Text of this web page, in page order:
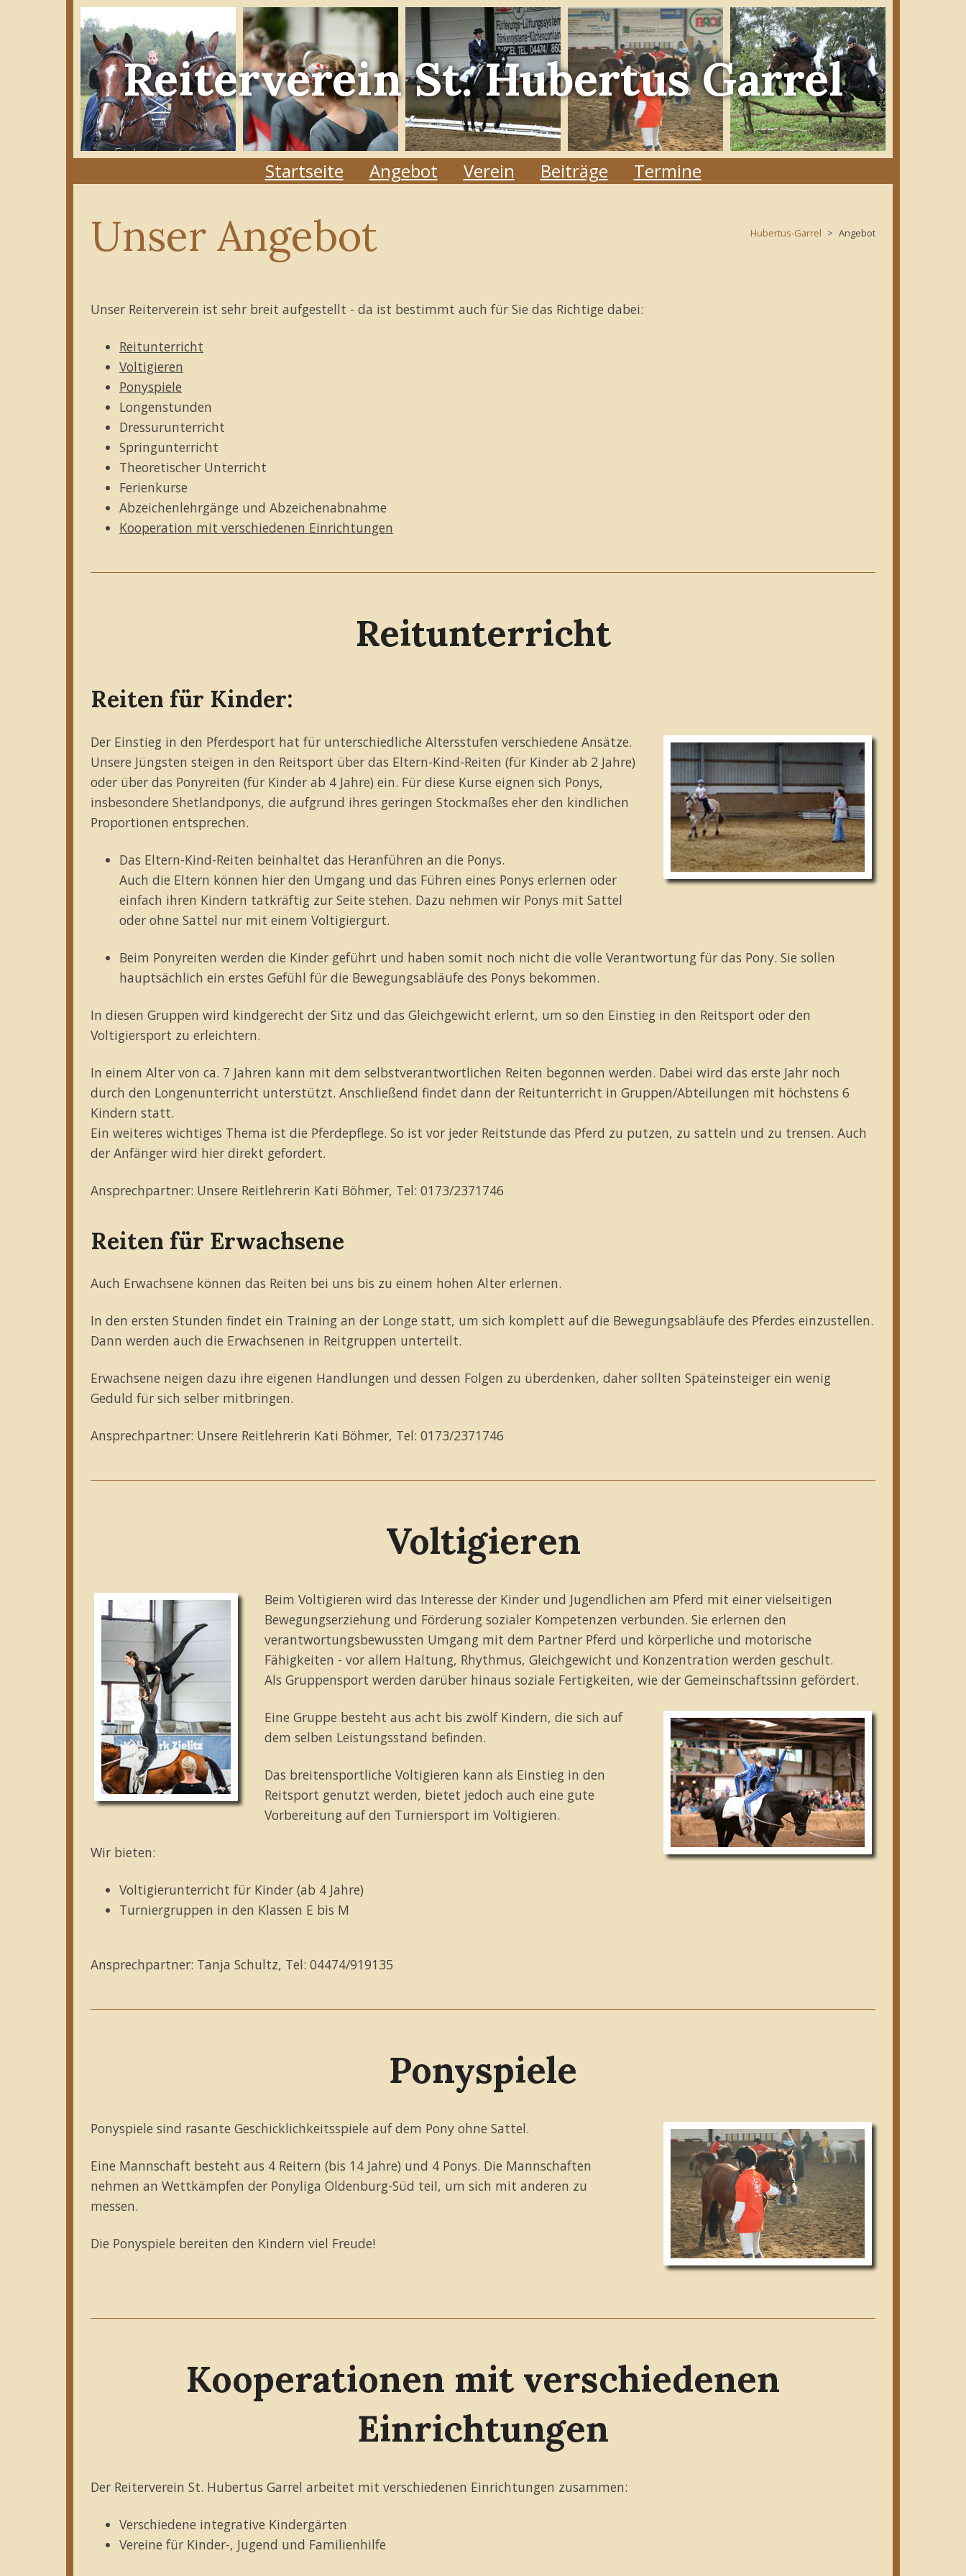
ReitervereinSt. Hubertus Garrel
Startseite Angebot Verein Beiträge Termine
Unser Angebot Hubertus-Garrel Angebot
Unser Reiterverein ist sehr breit aufgestellt - da ist bestimmt auch für Sie das Richtige dabei:
Reitunterricht
Voltigieren
Ponyspiele
Longenstunden
Dressurunterricht
Springunterricht
Theoretischer Unterricht
Ferienkurse
Abzeichenlehrgänge und Abzeichenabnahme
Kooperation mit verschiedenen Einrichtungen
Reitunterricht
Reiten für Kinder:
Der Einstieg in den Pferdesport hat für unterschiedliche Altersstufen verschiedene Ansätze.
Unsere Jüngsten steigen in den Reitsport über das Eltern-Kind-Reiten (für Kinder ab 2 Jahre)
oder über das Ponyreiten (für Kinder ab 4 Jahre) ein. Für diese Kurse eignen sich Ponys,
insbesondere Shetlandponys, die aufgrund ihres geringen Stockmaßes eher den kindlichen
Proportionen entsprechen.
Das Eltern-Kind-Reiten beinhaltet das Heranführen an die Ponys.
Auch die Eltern können hier den Umgang und das Führen eines Ponys erlernen oder
einfach ihren Kindern tatkräftig zur Seite stehen. Dazu nehmen wir Ponys mit Sattel
oder ohne Sattel nur mit einem Voltigiergurt.
Beim Ponyreiten werden die Kinder geführt und haben somit noch nicht die volle Verantwortung für das Pony. Sie sollen
hauptsächlich ein erstes Gefühl für die Bewegungsabläufe des Ponys bekommen.
In diesen Gruppen wird kindgerecht der Sitz und das Gleichgewicht erlernt, um so den Einstieg in den Reitsport oder den
Voltigiersport zu erleichtern.
In einem Alter von ca. 7 Jahren kann mit dem selbstverantwortlichen Reiten begonnen werden. Dabei wird das erste Jahr noch
durch den Longenunterricht unterstützt. Anschließend findet dann der Reitunterricht in Gruppen/Abteilungen mit höchstens 6
Kindern statt.
Ein weiteres wichtiges Thema ist die Pferdepflege. So ist vor jeder Reitstunde das Pferd zu putzen, zu satteln und zu trensen. Auch
der Anfänger wird hier direkt gefordert.
Ansprechpartner: Unsere Reitlehrerin Kati Böhmer, Tel: 0173/2371746
Reiten für Erwachsene
Auch Erwachsene können das Reiten bei uns bis zu einem hohen Alter erlernen.
In den ersten Stunden findet ein Training an der Longe statt, um sich komplett auf die Bewegungsabläufe des Pferdes einzustellen.
Dann werden auch die Erwachsenen in Reitgruppen unterteilt.
Erwachsene neigen dazu ihre eigenen Handlungen und dessen Folgen zu überdenken, daher sollten Späteinsteiger ein wenig
Geduld für sich selber mitbringen.
Ansprechpartner: Unsere Reitlehrerin Kati Böhmer, Tel: 0173/2371746
Voltigieren
Beim Voltigieren wird das Interesse der Kinder und Jugendlichen am Pferd mit einer vielseitigen
Bewegungserziehung und Förderung sozialer Kompetenzen verbunden. Sie erlernen den
verantwortungsbewussten Umgang mit dem Partner Pferd und körperliche und motorische
Fähigkeiten - vor allem Haltung, Rhythmus, Gleichgewicht und Konzentration werden geschult.
Als Gruppensport werden darüber hinaus soziale Fertigkeiten, wie der Gemeinschaftssinn gefördert.
Eine Gruppe besteht aus acht bis zwölf Kindern, die sich auf
dem selben Leistungsstand befinden.
Das breitensportliche Voltigieren kann als Einstieg in den
Reitsport genutzt werden, bietet jedoch auch eine gute
Vorbereitung auf den Turniersport im Voltigieren.
Wir bieten:
Voltigierunterricht für Kinder (ab 4 Jahre)
Turniergruppen in den Klassen E bis M
Ansprechpartner: Tanja Schultz, Tel: 04474/919135
Ponyspiele
Ponyspiele sind rasante Geschicklichkeitsspiele auf dem Pony ohne Sattel.
Eine Mannschaft besteht aus 4 Reitern (bis 14 Jahre) und 4 Ponys. Die Mannschaften
nehmen an Wettkämpfen der Ponyliga Oldenburg-Süd teil, um sich mit anderen zu
messen.
Die Ponyspiele bereiten den Kindern viel Freude!
Kooperationen mit verschiedenen
Einrichtungen
Der Reiterverein St. Hubertus Garrel arbeitet mit verschiedenen Einrichtungen zusammen:
Verschiedene integrative Kindergärten
Vereine für Kinder-, Jugend und Familienhilfe